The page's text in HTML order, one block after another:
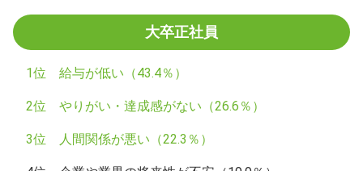
大卒正社員
1位 給与が低い（43.4％）
2位 やりがい・達成感がない（26.6％）
3位 人間関係が悪い（22.3％）